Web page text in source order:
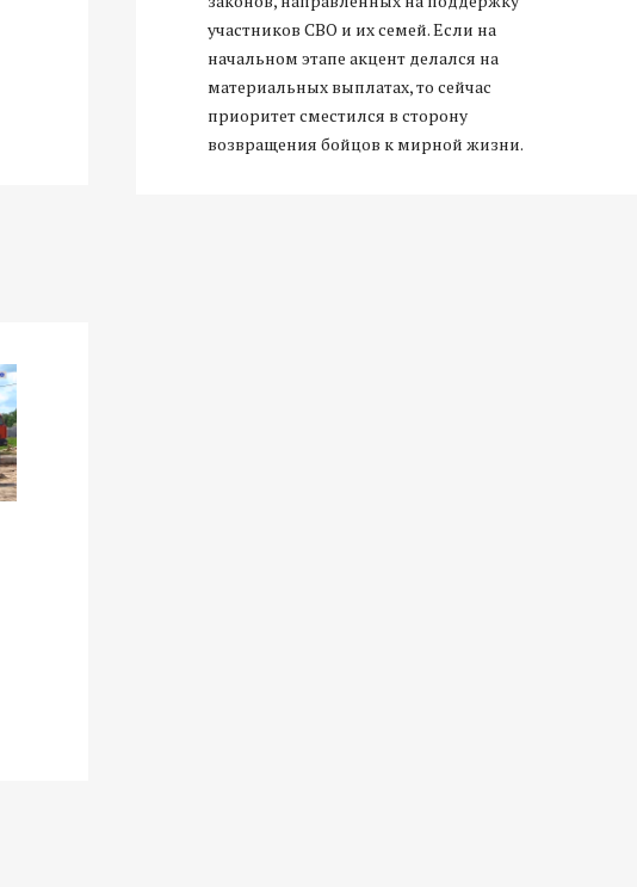
участников СВО и их семей. Если на
начальном этапе акцент делался на
материальных выплатах, то сейчас
приоритет сместился в сторону
возвращения бойцов к мирной жизни.